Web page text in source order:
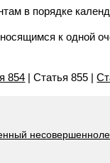
в порядке
к одной
854 | Статья 855 |